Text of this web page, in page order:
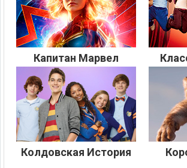
Капитан Марвел
Колдовская История